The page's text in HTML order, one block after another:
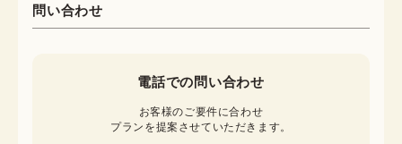
問い合わせ
電話での問い合わせ
お客様のご要件に合わせ
プランを提案させていただきます。